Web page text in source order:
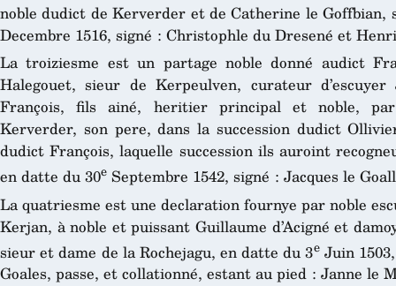
noble dudict de Kerverder et de Catherine le Goffbian,
Decembre 1516, signé : Christophle du Dresené et
La troiziesme est un partage noble donné audict
Halegouet, sieur de Kerpeulven, curateur
François, fils ainé, heritier principal et noble,
Kerverder, son pere, dans la succession dudict
dudict François, laquelle succession ils auroint
en datte du 30e Septembre 1542, signé : Jacques le
La quatriesme est une declaration fournye par noble
Kerjan, à noble et puissant Guillaume d’Acigné et
sieur et dame de la Rochejagu, en datte du 3eJuin
Goales, passe, et collationné, estant au pied : Janne le